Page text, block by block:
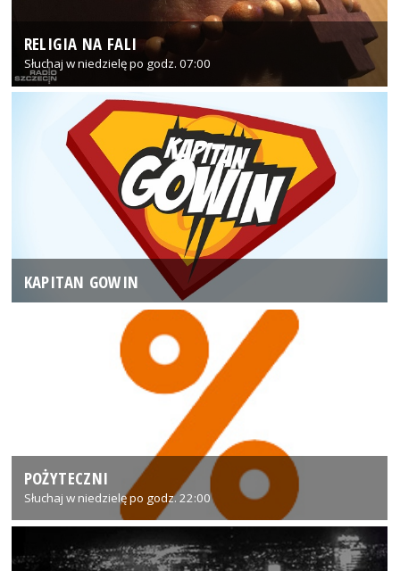
RELIGIA NA FALI
Słuchaj w niedzielę po godz. 07:00
KAPITAN GOWIN
POŻYTECZNI
Słuchaj w niedzielę po godz. 22:00